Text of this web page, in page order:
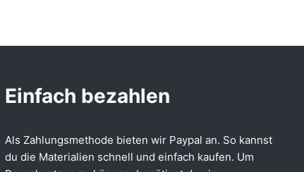
Einfach bezahlen
Als Zahlungsmethode bieten wir Paypal an. So kannst
du die Materialien schnell und einfach kaufen. Um